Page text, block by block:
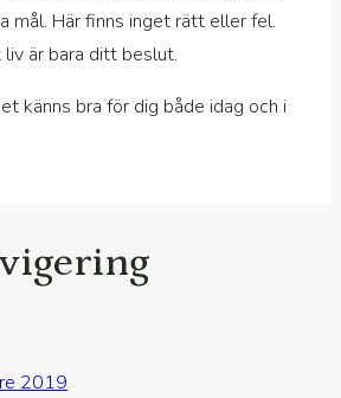
mål. Här finns inget rätt eller fel.
är bara ditt beslut.
känns bra för dig både idag och i
2019